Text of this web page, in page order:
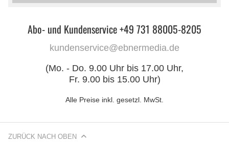
Abo- und Kundenservice +49 731 88005-8205
kundenservice@ebnermedia.de
(Mo. - Do. 9.00 Uhr bis 17.00 Uhr,
Fr. 9.00 bis 15.00 Uhr)
Alle Preise inkl. gesetzl. MwSt.
ZURÜCK NACH OBEN